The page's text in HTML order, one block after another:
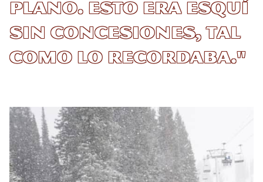
plano. Esto era esquí
sin concesiones, tal
como lo recordaba."